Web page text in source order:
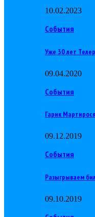
10.02.2023
События
Уже 30 лет
09.04.2020
События
Гарик
09.12.2019
События
Разыгрываем
09.10.2019